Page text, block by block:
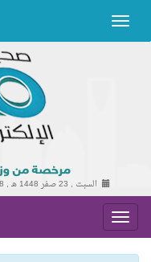
السبت , 23 صفر 1448 هـ , 8 أغسطس 2026 م |